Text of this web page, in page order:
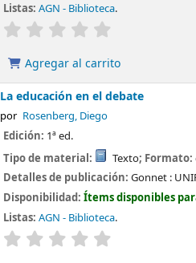
Listas: AGN - Biblioteca.
valoración
Agregar al carrito
La educación en el debate
por Rosenberg, Diego
Edición: 1ª ed.
Tipo de material:
Texto; Formato:
Detalles de publicación:Gonnet :
Disponibilidad:Ítems disponibles
Listas: AGN - Biblioteca.
valoración